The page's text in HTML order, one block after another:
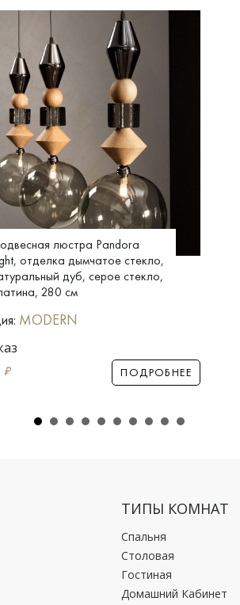
люстра Pandora
отделка дымчатое стекло,
дуб, серое стекло,
280 см
MODERN
₽ ПОДРОБНЕЕ
ТИПЫ КОМНАТ
Спальня
Столовая
Гостиная
Домашний Кабинет